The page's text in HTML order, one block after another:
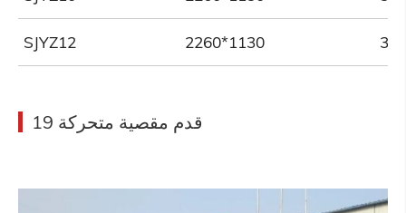
SJYZ12 2260*1130
19 قدم مقصية متحركة